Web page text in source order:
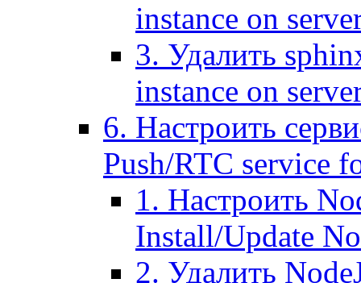
instance on
3. Удалить
instance on
6. Настроить
Push/RTC service
1. Настроить
Install/Update
2. Удалить